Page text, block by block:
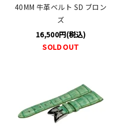
40MM 牛革ベルト SD ブロン
ズ
16,500円(税込)
SOLD OUT